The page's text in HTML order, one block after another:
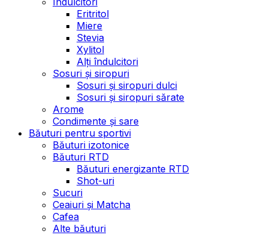
Eritritol
Miere
Stevia
Xylitol
Alți îndulcitori
Sosuri și siropuri
Sosuri și siropuri dulci
Sosuri și siropuri sărate
Arome
Condimente și sare
Băuturi pentru sportivi
Băuturi izotonice
Băuturi RTD
Băuturi energizante RTD
Shot-uri
Sucuri
Ceaiuri și Matcha
Cafea
Alte băuturi